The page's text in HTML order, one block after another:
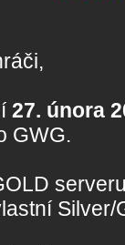
27. února
GWG.
Silver/